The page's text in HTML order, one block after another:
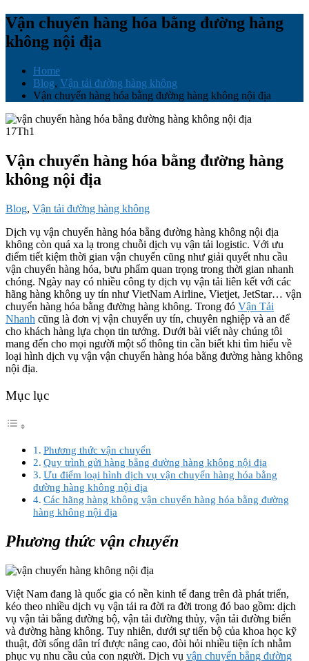
Vận chuyển hàng hóa bằng đường hàng
không nội địa
Home
Blog, Vận tải đường hàng không
Vận chuyển hàng hóa bằng đường hàng không nội địa
17Th1
Vận chuyển hàng hóa bằng đường hàng
không nội địa
Blog, Vận tải đường hàng không
Dịch vụ vận chuyển hàng hóa bằng đường hàng không nội địa
không còn quá xa lạ trong chuỗi dịch vụ vận tải logistic. Với ưu
điểm tiết kiệm thời gian vận chuyển cũng như giải quyết nhu cầu
vận chuyển hàng hóa, bưu phẩm quan trọng trong thời gian nhanh
chóng. Ngày nay có nhiều công ty dịch vụ vận tải liên kết với các
hãng hàng không uy tín như VietNam Airline, Vietjet, JetStar… vận
chuyển hàng hóa bằng đường hàng không. Trong đó Vận Tải
Nhanh cũng là đơn vị vận chuyển uy tín, chuyên nghiệp và an để
cho khách hàng lựa chọn tin tưởng. Dưới bài viết này chúng tôi
mang đến cho mọi người một số thông tin cần biết khi tìm hiểu về
loại hình dịch vụ vận vận chuyển hàng hóa bằng đường hàng không
nội địa.
Mục lục
Phương thức vận chuyển
Quy trình gửi hàng bằng đường hàng không nội địa
Ưu điểm loại hình dịch vụ vận chuyển hàng hóa bằng
đường hàng không nội địa
Các hãng hàng không vận chuyển hàng hóa bằng đường
hàng không nội địa
Phương thức vận chuyển
Việt Nam đang là quốc gia có nền kinh tế đang trên đà phát triển,
kéo theo nhiều dịch vụ vận tải ra đời ra đời trong đó bao gồm: dịch
vụ vận tải bằng đường bộ, vận tải đường thủy, vận tải đường biển
và đường hàng không. Tuy nhiên, dưới sự tiến bộ của khoa học kỹ
thuật, đời sống dân trí được nâng cao, đòi hỏi nhiều tiện ích nhằm
phục vụ nhu cầu của con người. Dịch vụ vận chuyển bằng đường